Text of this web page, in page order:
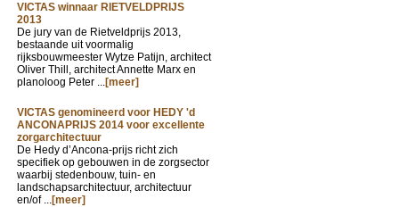
VICTAS winnaar RIETVELDPRIJS
2013
De jury van de Rietveldprijs 2013,
bestaande uit voormalig
rijksbouwmeester Wytze Patijn, architect
Oliver Thill, architect Annette Marx en
planoloog Peter ...[meer]
VICTAS genomineerd voor HEDY 'd
ANCONAPRIJS 2014 voor excellente
zorgarchitectuur
De Hedy d’Ancona-prijs richt zich
specifiek op gebouwen in de zorgsector
waarbij stedenbouw, tuin- en
landschapsarchitectuur, architectuur
en/of ...[meer]